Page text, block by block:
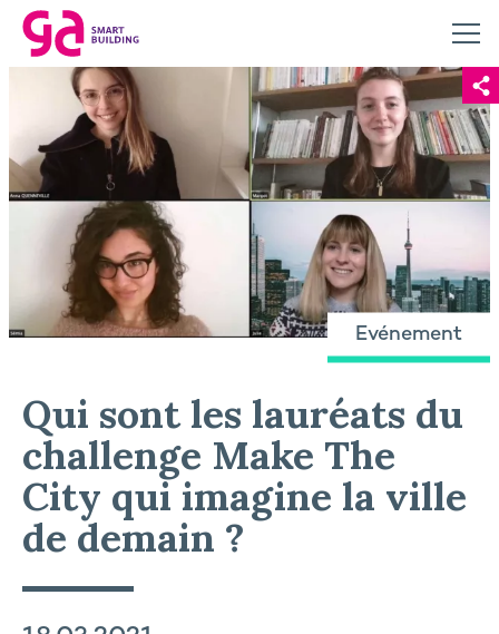
Evénement
Qui sont les lauréats du
challenge Make The
City qui imagine la ville
de demain ?